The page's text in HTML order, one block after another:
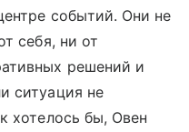
событий. Они не
себя, ни от
решений и
ситуация не
хотелось бы, Овен